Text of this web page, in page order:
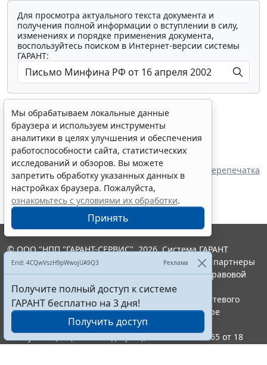
Для просмотра актуального текста документа и
получения полной информации о вступлении в силу,
изменениях и порядке применения документа,
воспользуйтесь поиском в Интернет-версии системы
ГАРАНТ:
Показать все материалы
Перепечатка
Мы обрабатываем локальные данные
браузера и используем инструменты
аналитики в целях улучшения и обеспечения
работоспособности сайта, статистических
исследований и обзоров. Вы можете
запретить обработку указанных данных в
настройках браузера. Пожалуйста,
ознакомьтесь с условиями их обработки.
Принять
Erid: 4CQwVszH9pWwojUA9Q3 Реклама
Получите полный доступ к системе
ГАРАНТ бесплатно на 3 дня!
Получить доступ
© ООО "НПП "ГАРАНТ-СЕРВИС", 2026. Система ГАРАНТ
выпускается с 1990 года. Компания "Гарант" и ее партнеры
являются участниками Российской ассоциации правовой
информации ГАРАНТ.
Портал ГАРАНТ.РУ зарегистрирован в качестве сетевого
издания Федеральной службой по надзору в сфере
связи,информационных технологий и массовых
коммуникаций (Роскомнадзором), Эл № ФС77-58365 от 18